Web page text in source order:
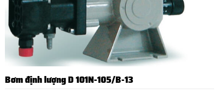
Bơm định lượng D 101N-105/B-13